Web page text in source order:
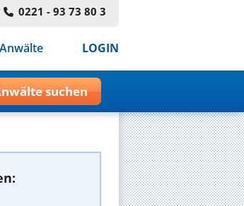
0221 - 93 73 80 3
LOGIN